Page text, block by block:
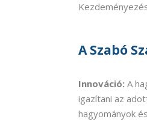
A Szabó
Innováció: A
igazítani az
hagyományok